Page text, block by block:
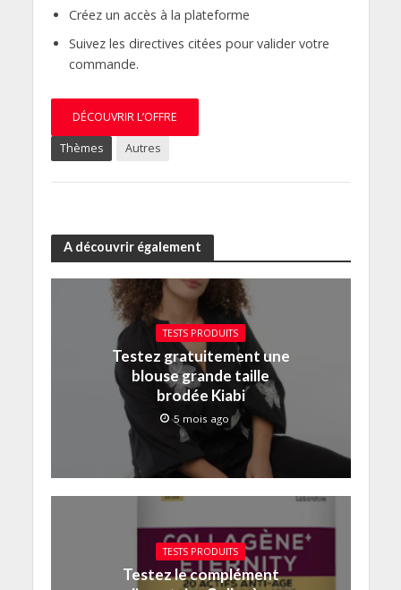
Créez un accès à la plateforme
Suivez les directives citées pour valider votre
commande.
DÉCOUVRIR L’OFFRE
Thèmes Autres
A découvrir également
TESTS PRODUITS
Testez gratuitement une
blouse grande taille
brodée Kiabi
5 mois ago
TESTS PRODUITS
Testez le complément